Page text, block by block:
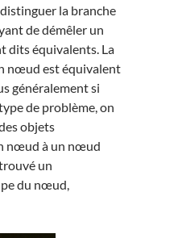
la branche
de démêler un
dits équivalents. La
nœud est équivalent
généralement si
de problème, on
objets
nœud à un nœud
un
du nœud,